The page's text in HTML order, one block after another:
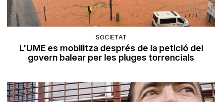
SOCIETAT
L'UME es mobilitza després de la petició del
govern balear per les pluges torrencials